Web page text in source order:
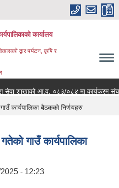
कार्यालय
द्वार पर्यटन, कृषि र
शाखाको आ.व. ०८३/०८४ मा कार्यक्रम
कार्यपालिका बैठकको निर्णयहरु
गाउँ कार्यपालिका
- 12:23